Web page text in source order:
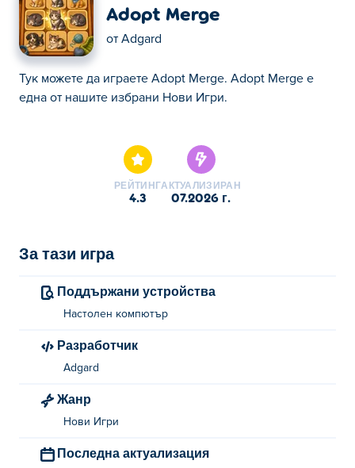
Adopt Merge
от Adgard
Тук можете да играете Adopt Merge. Adopt Merge е
една от нашите избрани Нови Игри.
РЕЙТИНГ
4.3
АКТУАЛИЗИРАН
07.2026 г.
За тази игра
Поддържани устройства
Настолен компютър
Разработчик
Adgard
Жанр
Нови Игри
Последна актуализация